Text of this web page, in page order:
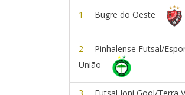
1 Bugre do Oeste
2
Pinhalense Futsal/
União
3
Futsal Joni Gool/Terra